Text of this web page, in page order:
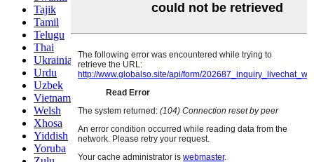
Tajik
Tamil
Telugu
Thai
Ukrainian
Urdu
Uzbek
Vietnamese
Welsh
Xhosa
Yiddish
Yoruba